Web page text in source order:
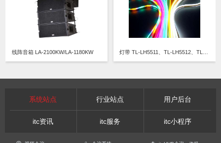
线阵音箱 LA-2100KW/LA-1180KW
系统站点 行业站点 用户后台
itc资讯 itc服务 itc小程序